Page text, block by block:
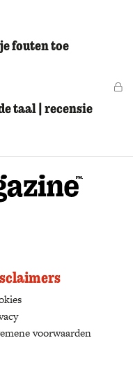
fouten toe
taal | recensie
voorwaarden